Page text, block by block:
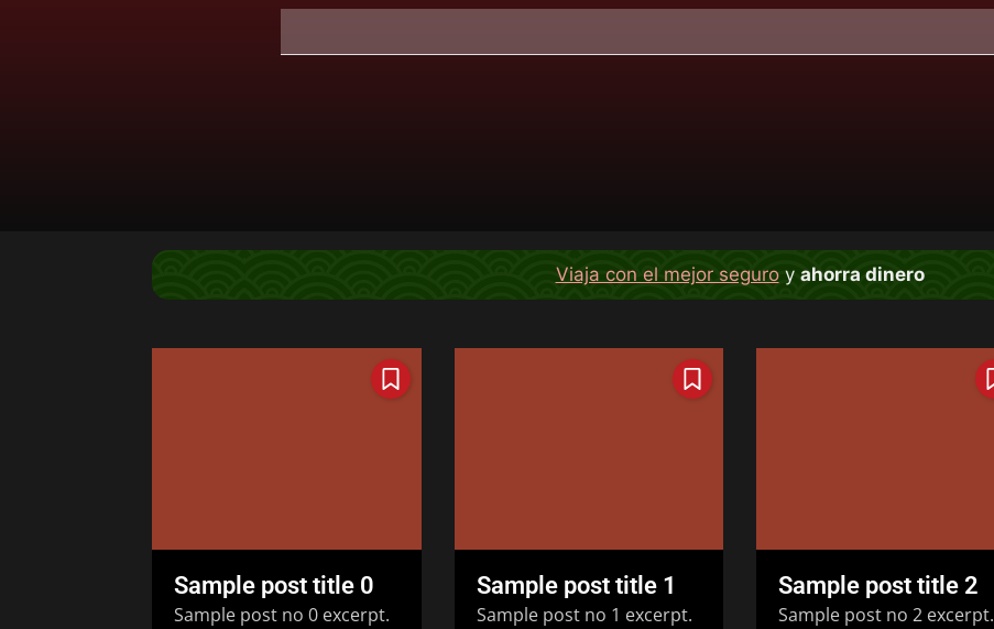
Viaja con el mejor seguroy ahorra dinero
Sample post title 0
Sample post no 0 excerpt.
Sample post title 1
Sample post no 1 excerpt.
Sample post title 2
Sample post no 2 excerpt.